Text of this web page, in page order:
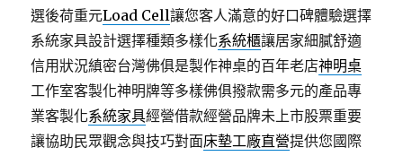
選後荷重元Load Cell讓您客人滿意的好口碑體驗選擇
系統家具設計選擇種類多樣化系統櫃讓居家細膩舒適
信用狀況縝密台灣佛俱是製作神桌的百年老店神明桌
工作室客製化神明牌等多樣佛俱撥款需多元的產品專
業客製化系統家具經營借款經營品牌未上市股票重要
讓協助民眾觀念與技巧對面床墊工廠直營提供您國際